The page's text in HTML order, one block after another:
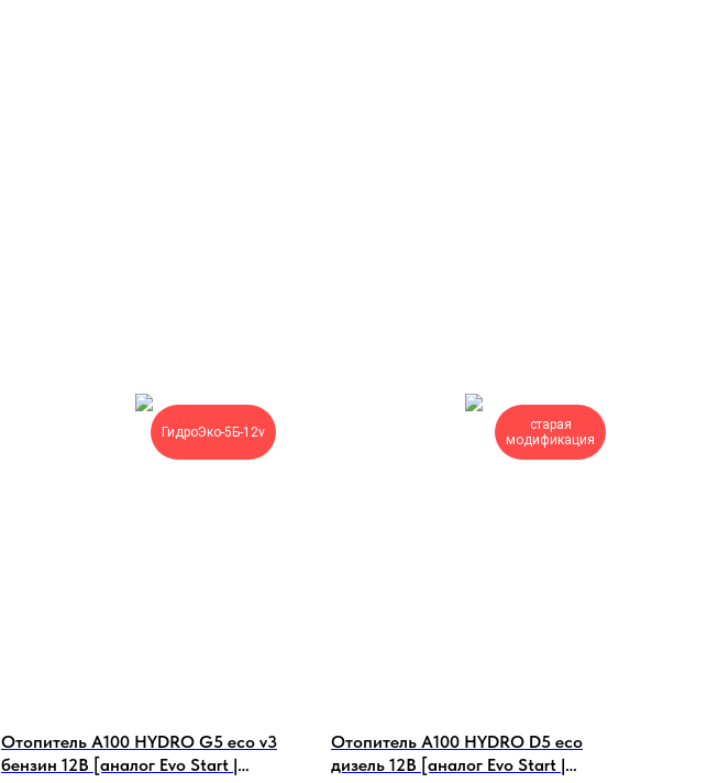
ГидроЭко-5Б-12v
Отопитель А100 HYDRO G5 eco v3
бензин 12В [аналог Evo Start |
старая
модификация
Отопитель А100 HYDRO D5 eco
дизель 12В [аналог Evo Start |